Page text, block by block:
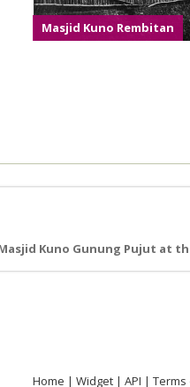
Masjid Kuno Rembitan
Kuno Gunung Pujut at
Home Widget API Terms